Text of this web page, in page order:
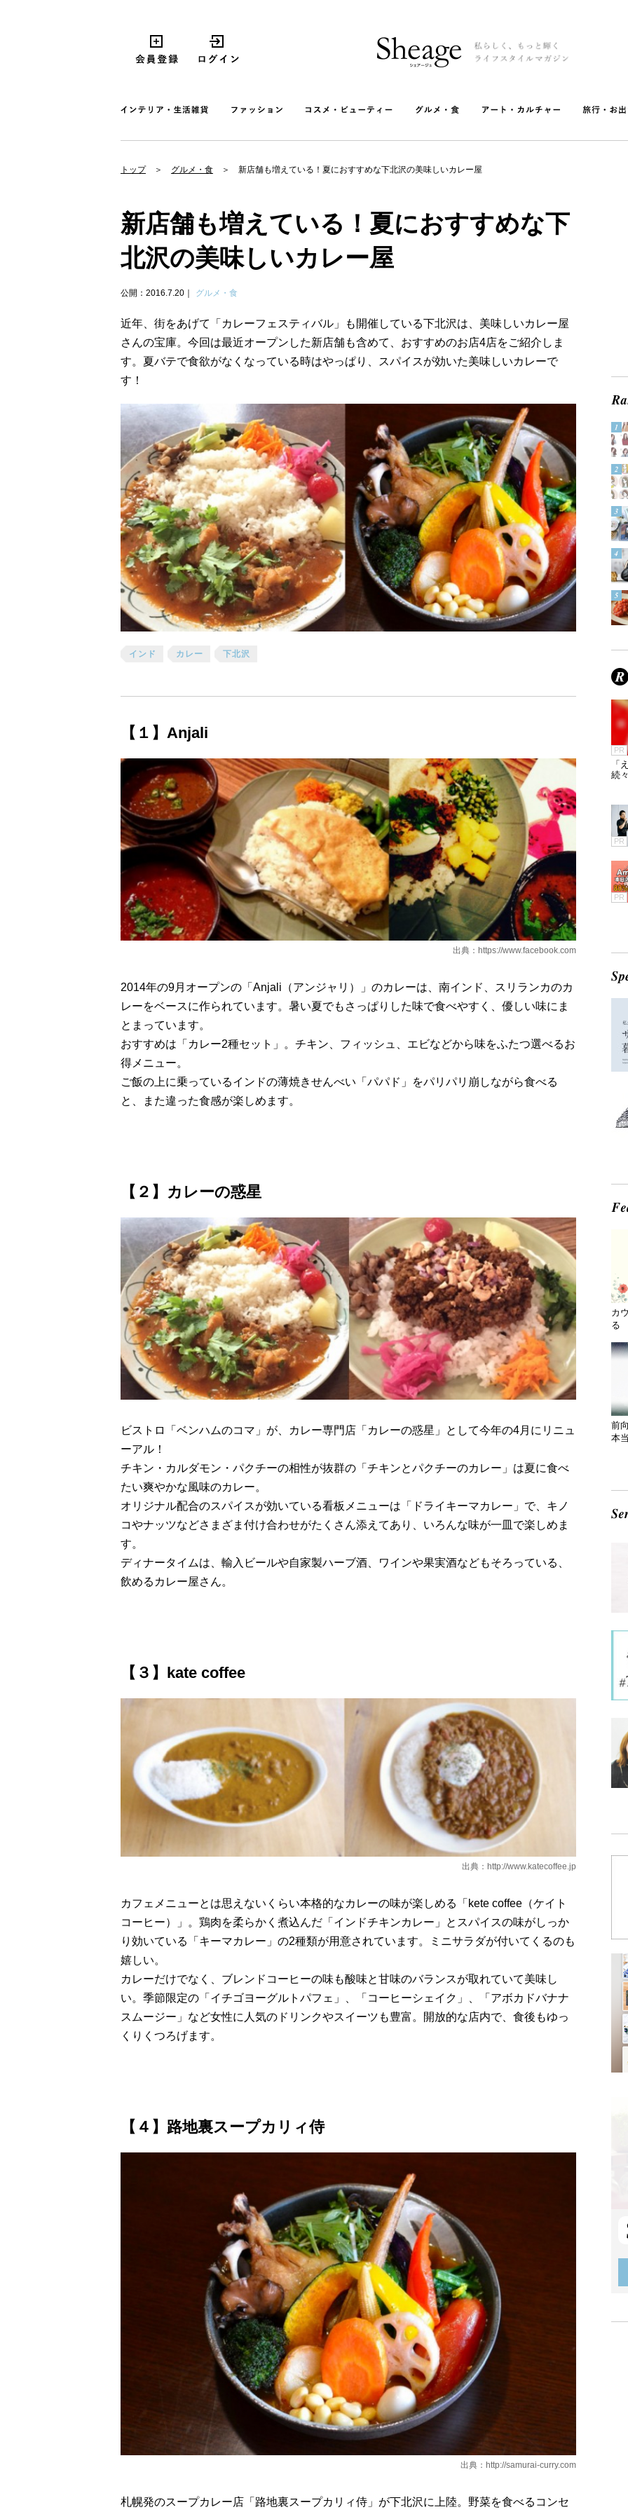
トップ グルメ・食 新店舗も増えている！夏におすすめな下北沢の美味しいカレー屋
新店舗も増えている！夏におすすめな下
北沢の美味しいカレー屋
公開：2016.7.20 グルメ・食
近年、街をあげて「カレーフェスティバル」も開催している下北沢は、美味しいカレー屋
さんの宝庫。今回は最近オープンした新店舗も含めて、おすすめのお店4店をご紹介しま
す。夏バテで食欲がなくなっている時はやっぱり、スパイスが効いた美味しいカレーで
す！
インド カレー 下北沢
【１】Anjali
出典： https://www.facebook.com
2014年の9月オープンの「Anjali（アンジャリ）」のカレーは、南インド、スリランカのカ
レーをベースに作られています。暑い夏でもさっぱりした味で食べやすく、優しい味にま
とまっています。
おすすめは「カレー2種セット」。チキン、フィッシュ、エビなどから味をふたつ選べるお
得メニュー。
ご飯の上に乗っているインドの薄焼きせんべい「パパド」をパリパリ崩しながら食べる
と、また違った食感が楽しめます。
【２】カレーの惑星
ビストロ「ベンハムのコマ」が、カレー専門店「カレーの惑星」として今年の4月にリニュ
ーアル！
チキン・カルダモン・パクチーの相性が抜群の「チキンとパクチーのカレー」は夏に食べ
たい爽やかな風味のカレー。
オリジナル配合のスパイスが効いている看板メニューは「ドライキーマカレー」で、キノ
コやナッツなどさまざま付け合わせがたくさん添えてあり、いろんな味が一皿で楽しめま
す。
ディナータイムは、輸入ビールや自家製ハーブ酒、ワインや果実酒などもそろっている、
飲めるカレー屋さん。
【３】kate coffee
出典： http://www.katecoffee.jp
カフェメニューとは思えないくらい本格的なカレーの味が楽しめる「kete coffee（ケイト
コーヒー）」。鶏肉を柔らかく煮込んだ「インドチキンカレー」とスパイスの味がしっか
り効いている「キーマカレー」の2種類が用意されています。ミニサラダが付いてくるのも
嬉しい。
カレーだけでなく、ブレンドコーヒーの味も酸味と甘味のバランスが取れていて美味し
い。季節限定の「イチゴヨーグルトパフェ」、「コーヒーシェイク」、「アボカドバナナ
スムージー」など女性に人気のドリンクやスイーツも豊富。開放的な店内で、食後もゆっ
くりくつろげます。
【４】路地裏スープカリィ侍
出典： http://samurai-curry.com
札幌発のスープカレー店「路地裏スープカリィ侍」が下北沢に上陸。野菜を食べるコンセ
PR
「
続
PR
PR
カ
る
前
本